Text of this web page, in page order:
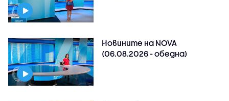
Новините на NOVA
(06.08.2026 - обедна)